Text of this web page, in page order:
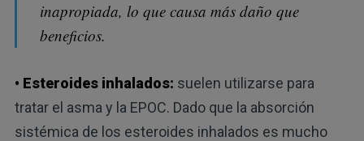
inapropiada, lo que causa más daño que
beneficios.
• Esteroides inhalados: suelen utilizarse para
tratar el asma y la EPOC. Dado que la absorción
sistémica de los esteroides inhalados es mucho